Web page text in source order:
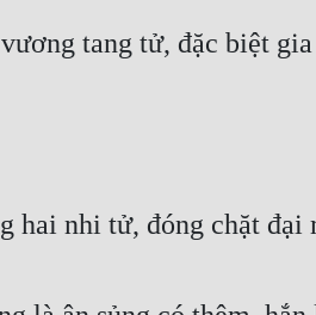
tang tử, đặc biệt
hai nhi tử, đóng chặt đại